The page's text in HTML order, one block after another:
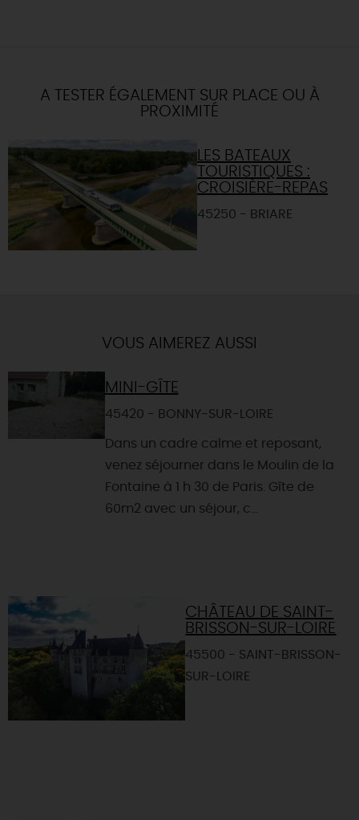
A TESTER ÉGALEMENT SUR PLACE OU À
PROXIMITÉ
LES BATEAUX
TOURISTIQUES :
CROISIÈRE-REPAS
45250 - BRIARE
VOUS AIMEREZ AUSSI
MINI-GÎTE
45420 - BONNY-SUR-LOIRE
Dans un cadre calme et reposant,
venez séjourner dans le Moulin de la
Fontaine à 1 h 30 de Paris. Gîte de
60m2 avec un séjour, c...
CHÂTEAU DE SAINT-
BRISSON-SUR-LOIRE
45500 - SAINT-BRISSON-
SUR-LOIRE